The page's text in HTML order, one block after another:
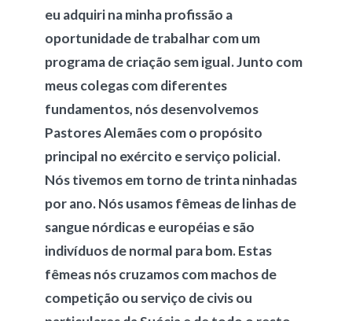
eu adquiri na minha profissão a
oportunidade de trabalhar com um
programa de criação sem igual. Junto com
meus colegas com diferentes
fundamentos, nós desenvolvemos
Pastores Alemães com o propósito
principal no exército e serviço policial.
Nós tivemos em torno de trinta ninhadas
por ano. Nós usamos fêmeas de linhas de
sangue nórdicas e européias e são
indivíduos de normal para bom. Estas
fêmeas nós cruzamos com machos de
competição ou serviço de civis ou